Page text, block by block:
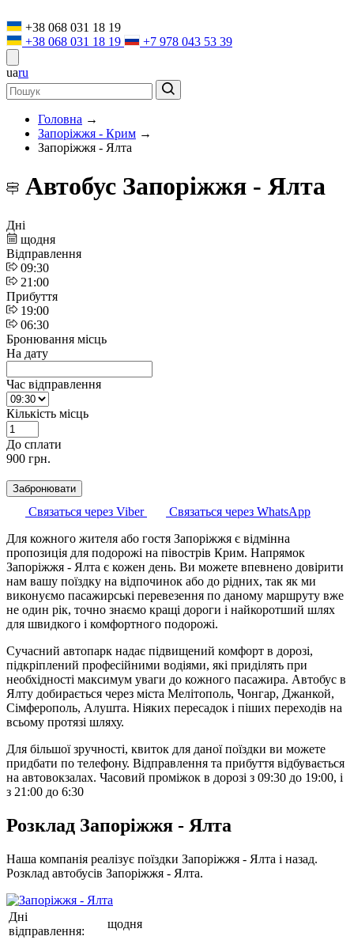
+38 068 031 18 19
+38 068 031 18 19
+7 978 043 53 39
uaru
Головна →
Запорiжжя - Крим →
Запоріжжя - Ялта
Автобус Запоріжжя - Ялта
Дні
щодня
Відправлення
09:30
21:00
Прибуття
19:00
06:30
Бронювання місць
На дату
Час відправлення
Кількість місць
До cплати
900 грн.
Забронювати
Связаться через Viber
Связаться через WhatsApp
Для кожного жителя або гостя Запоріжжя є відмінна
пропозиція для подорожі на півострів Крим. Напрямок
Запоріжжя - Ялта є кожен день. Ви можете впевнено довірити
нам вашу поїздку на відпочинок або до рідних, так як ми
виконуємо пасажирські перевезення по даному маршруту вже
не один рік, точно знаємо кращі дороги і найкоротший шлях
для швидкого і комфортного подорожі.
Сучасний автопарк надає підвищений комфорт в дорозі,
підкріплений професійними водіями, які приділять при
необхідності максимум уваги до кожного пасажира. Автобус в
Ялту добирається через міста Мелітополь, Чонгар, Джанкой,
Сімферополь, Алушта. Ніяких пересадок і піших переходів на
всьому протязі шляху.
Для більшої зручності, квиток для даної поїздки ви можете
придбати по телефону. Відправлення та прибуття відбувається
на автовокзалах. Часовий проміжок в дорозі з 09:30 до 19:00, і
з 21:00 до 6:30
Розклад Запоріжжя - Ялта
Наша компанія реалізує поїздки Запоріжжя - Ялта і назад.
Розклад автобусів Запоріжжя - Ялта.
Дні
відправлення:
щодня